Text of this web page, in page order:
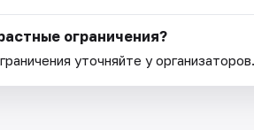
ограничения?
уточняйте у организаторов.